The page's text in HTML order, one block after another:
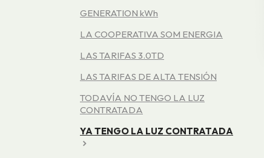
GENERATION kWh
LA COOPERATIVA SOM ENERGIA
LAS TARIFAS 3.0TD
LAS TARIFAS DE ALTA TENSIÓN
TODAVÍA NO TENGO LA LUZ
CONTRATADA
YA TENGO LA LUZ CONTRATADA